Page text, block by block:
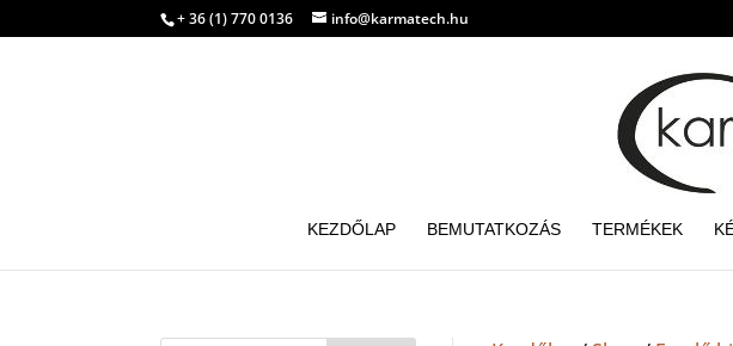
+ 36 (1) 770 0136 info@karmatech.hu
KEZDŐLAP BEMUTATKOZÁS TERMÉKEK